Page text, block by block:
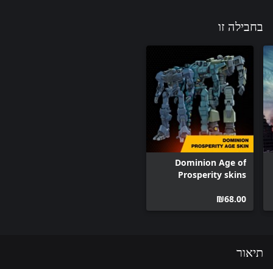
בחבילה זו
Dominion Age of
Prosperity skins
‪₪‎68.00‬
תיאור